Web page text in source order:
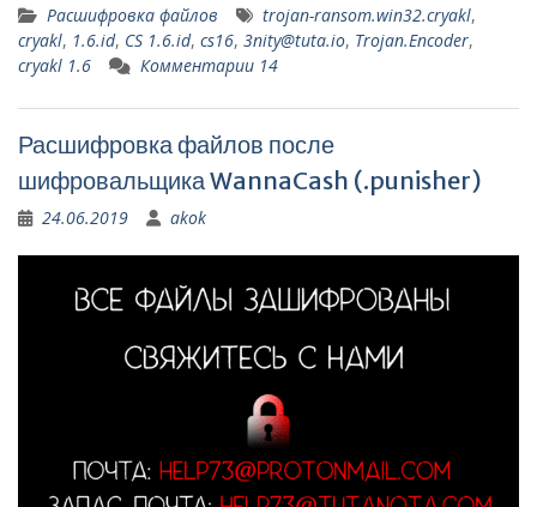
Расшифровка файлов trojan-ransom.win32.cryakl,
cryakl, 1.6.id, CS 1.6.id, cs16, 3nity@tuta.io, Trojan.Encoder,
cryakl 1.6
Комментарии 14
Расшифровка файлов после
шифровальщика WannaCash (.punisher)
24.06.2019 akok